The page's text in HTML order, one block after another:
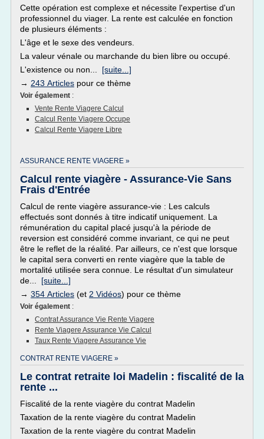
Cette opération est complexe et nécessite l'expertise d'un
professionnel du viager. La rente est calculée en fonction
de plusieurs éléments :
L'âge et le sexe des vendeurs.
La valeur vénale ou marchande du bien libre ou occupé.
L'existence ou non... [suite...]
→ 243 Articles pour ce thème
Voir également :
Vente Rente Viagere Calcul
Calcul Rente Viagere Occupe
Calcul Rente Viagere Libre
ASSURANCE RENTE VIAGERE »
Calcul rente viagère - Assurance-Vie Sans
Frais d'Entrée
Calcul de rente viagère assurance-vie : Les calculs
effectués sont donnés à titre indicatif uniquement. La
rémunération du capital placé jusqu'à la période de
reversion est considéré comme invariant, ce qui ne peut
être le reflet de la réalité. Par ailleurs, ce n'est que lorsque
le capital sera converti en rente viagère que la table de
mortalité utilisée sera connue. Le résultat d'un simulateur
de... [suite...]
→ 354 Articles (et 2 Vidéos) pour ce thème
Voir également :
Contrat Assurance Vie Rente Viagere
Rente Viagere Assurance Vie Calcul
Taux Rente Viagere Assurance Vie
CONTRAT RENTE VIAGERE »
Le contrat retraite loi Madelin : fiscalité de la
rente ...
Fiscalité de la rente viagère du contrat Madelin
Taxation de la rente viagère du contrat Madelin
Taxation de la rente viagère du contrat Madelin